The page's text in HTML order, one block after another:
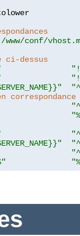
conf/
ci-dessus